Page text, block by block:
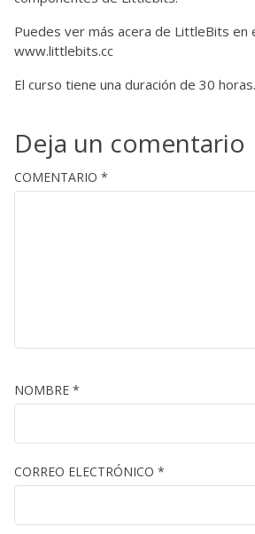
Puedes ver más acera de LittleBits en
www.littlebits.cc
El curso tiene una duración de 30 horas.
Deja un comentario
COMENTARIO *
NOMBRE *
CORREO ELECTRÓNICO *